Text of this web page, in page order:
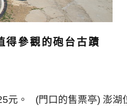
得參觀的砲台古蹟
元。 (門口的售票亭) 澎湖